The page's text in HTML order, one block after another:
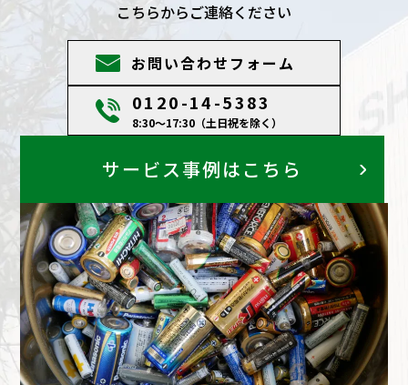
サービス事例はこちら
こちらからご連絡ください
お問い合わせフォーム
0120-14-5383
8:30～17:30（土日祝を除く）